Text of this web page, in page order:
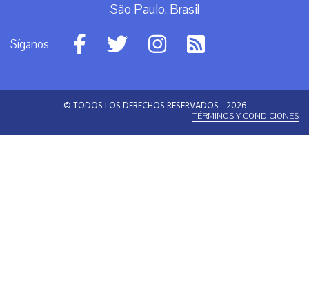
São Paulo, Brasil
Síganos
© TODOS LOS DERECHOS RESERVADOS - 2026
TÉRMINOS Y CONDICIONES